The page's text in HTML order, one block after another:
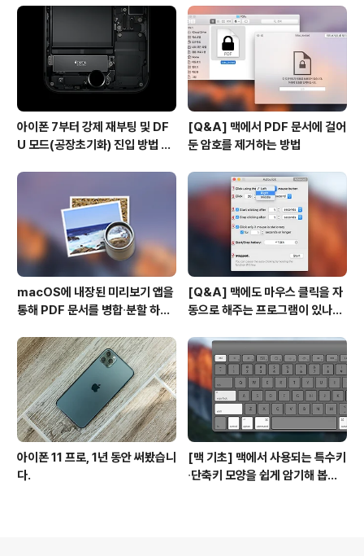
아이폰 7부터 강제 재부팅 및 DF
U 모드(공장초기화) 진입 방법 변
[Q&A] 맥에서 PDF 문서에 걸어
둔 암호를 제거하는 방법
macOS에 내장된 미리보기 앱을
통해 PDF 문서를 병합∙분할 하는
[Q&A] 맥에도 마우스 클릭을 자
동으로 해주는 프로그램이 있나
아이폰 11 프로, 1년 동안 써봤습니
다.
[맥 기초] 맥에서 사용되는 특수키
∙단축키 모양을 쉽게 암기해 봅시